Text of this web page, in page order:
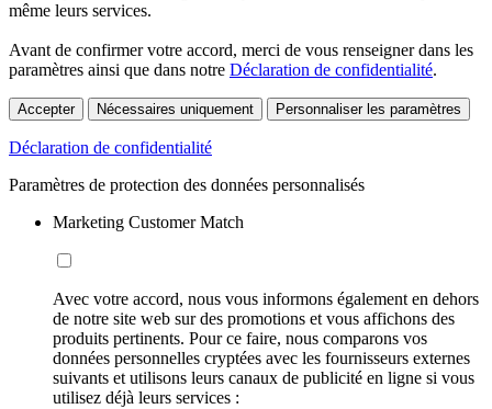
même leurs services.
Avant de confirmer votre accord, merci de vous renseigner dans les
paramètres ainsi que dans notre Déclaration de confidentialité.
Accepter Nécessaires uniquement Personnaliser les paramètres
Déclaration de confidentialité
Paramètres de protection des données personnalisés
Marketing Customer Match
Avec votre accord, nous vous informons également en dehors
de notre site web sur des promotions et vous affichons des
produits pertinents. Pour ce faire, nous comparons vos
données personnelles cryptées avec les fournisseurs externes
suivants et utilisons leurs canaux de publicité en ligne si vous
utilisez déjà leurs services :